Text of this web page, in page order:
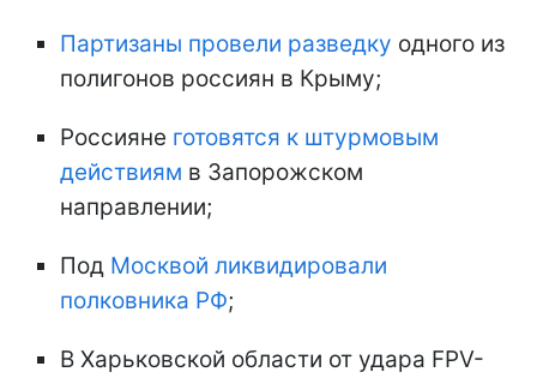
Партизаны провели разведку одного из
полигонов россиян в Крыму;
Россияне готовятся к штурмовым
действиям в Запорожском
направлении;
Под Москвой ликвидировали
полковника РФ;
В Харьковской области от удара FPV-